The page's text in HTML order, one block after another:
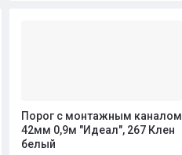
Порог с монтажным каналом
42мм 0,9м "Идеал", 267 Клен
белый